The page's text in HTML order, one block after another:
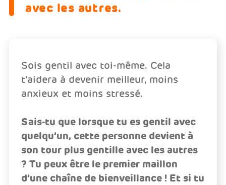
avec les autres.
Sois gentil avec toi-même. Cela
t’aidera à devenir meilleur, moins
anxieux et moins stressé.
Sais-tu que lorsque tu es gentil avec
quelqu’un, cette personne devient à
son tour plus gentille avec les autres
? Tu peux être le premier maillon
d’une chaîne de bienveillance ! Et si tu